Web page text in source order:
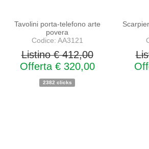
Tavolini porta-telefono arte
povera
Codice: AA3121
Listino € 412,00
Offerta € 320,00
2382 clicks